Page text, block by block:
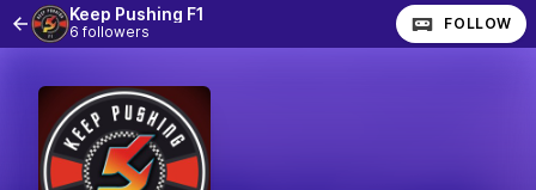
Keep Pushing F1
6 followers FOLLOW